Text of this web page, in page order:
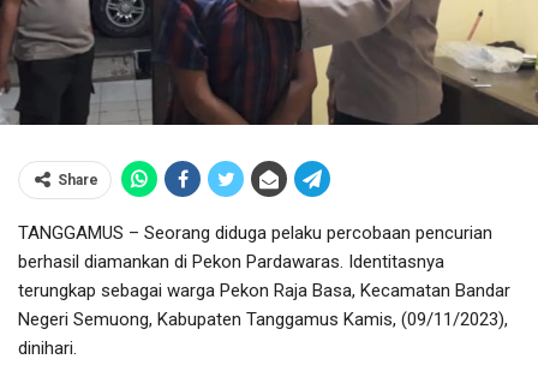
Share
TANGGAMUS – Seorang diduga pelaku percobaan pencurian
berhasil diamankan di Pekon Pardawaras. Identitasnya
terungkap sebagai warga Pekon Raja Basa, Kecamatan Bandar
Negeri Semuong, Kabupaten Tanggamus Kamis, (09/11/2023),
dinihari.